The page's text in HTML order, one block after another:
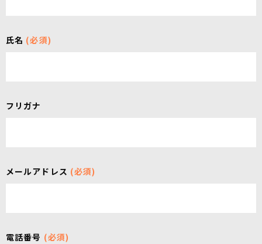
氏名 (必須)
フリガナ
メールアドレス (必須)
電話番号 (必須)